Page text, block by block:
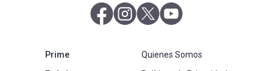
abre en nueva pestaña
abre en nueva pestaña
abre en nueva pestaña
Primeabre en nueva pestañaQuienes Somos